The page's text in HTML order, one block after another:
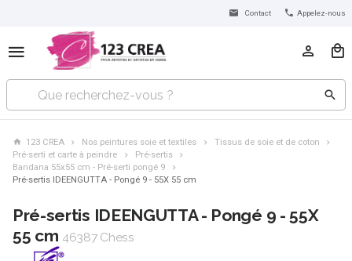
Contact Appelez-nous
123 CREA Nos peintures soie et textiles
Tissus de soie et de coton
Pré-serti et carte à peindre
Pré-sertis
Bandana 55x55 cm - Pré-serti pongé 9
Pré-sertis IDEENGUTTA - Pongé 9 - 55X 55 cm
Pré-sertis IDEENGUTTA - Pongé 9 - 55X
55 cm 46387 Chess